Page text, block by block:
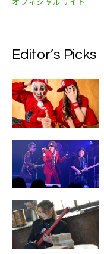
Editor’s Picks